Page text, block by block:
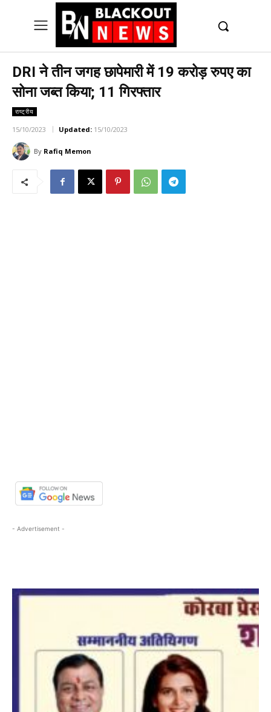
DRI ने तीन जगह छापेमारी में 19 करोड़ रुपए का
सोना जब्त किया; 11 गिरफ्तार
राष्ट्रीय
15/10/2023 Updated: 15/10/2023
By Rafiq Memon
- Advertisement -